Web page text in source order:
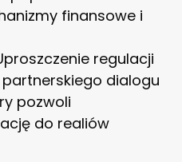
finansowe i
regulacji
dialogu
pozwoli
do realiów